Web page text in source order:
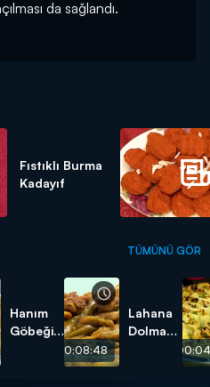
Fıstıklı Burma
Kadayıf
TÜMÜNÜ GÖR
Hanım
Göbeği
00:08:48
Lahana
Dolması